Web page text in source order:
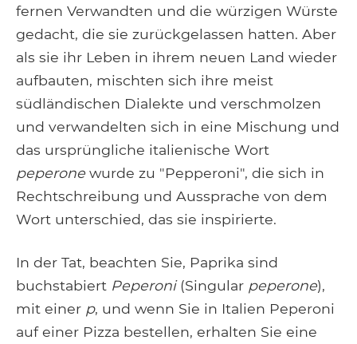
fernen Verwandten und die würzigen Würste
gedacht, die sie zurückgelassen hatten. Aber
als sie ihr Leben in ihrem neuen Land wieder
aufbauten, mischten sich ihre meist
südländischen Dialekte und verschmolzen
und verwandelten sich in eine Mischung und
das ursprüngliche italienische Wort
peperone wurde zu "Pepperoni", die sich in
Rechtschreibung und Aussprache von dem
Wort unterschied, das sie inspirierte.
In der Tat, beachten Sie, Paprika sind
buchstabiert Peperoni(Singular peperone),
mit einer p, und wenn Sie in Italien Peperoni
auf einer Pizza bestellen, erhalten Sie eine